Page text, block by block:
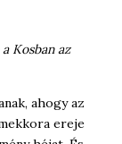
Kosban az
ahogy az
ereje